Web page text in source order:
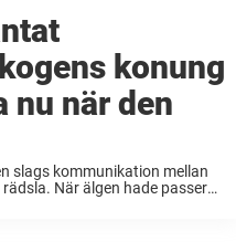
konung
nu när den
slags kommunikation mellan
När älgen hade passerat